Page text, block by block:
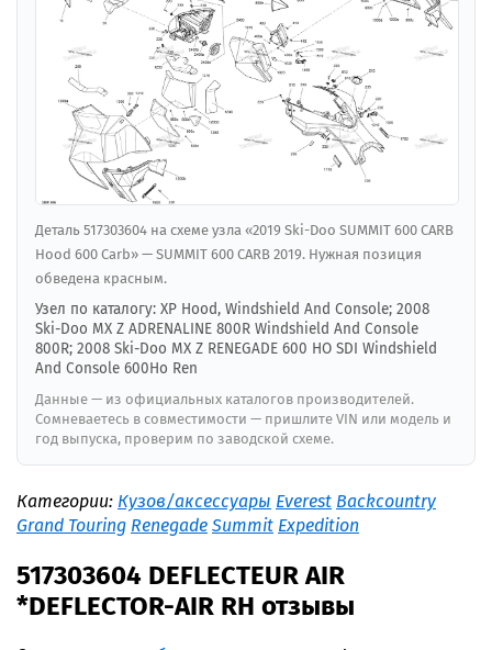
Деталь 517303604 на схеме узла «2019 Ski-Doo SUMMIT 600 CARB
Hood 600 Carb» — SUMMIT 600 CARB 2019. Нужная позиция
обведена красным.
Узел по каталогу: XP Hood, Windshield And Console; 2008
Ski-Doo MX Z ADRENALINE 800R Windshield And Console
800R; 2008 Ski-Doo MX Z RENEGADE 600 HO SDI Windshield
And Console 600Ho Ren
Данные — из официальных каталогов производителей.
Сомневаетесь в совместимости — пришлите VIN или модель и
год выпуска, проверим по заводской схеме.
Категории: Кузов/аксессуары Everest Backcountry
Grand Touring Renegade Summit Expedition
517303604 DEFLECTEUR AIR
*DEFLECTOR-AIR RH отзывы